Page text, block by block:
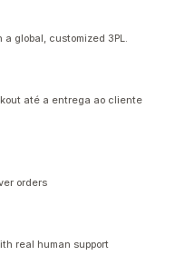
global, customized 3PL.
até a entrega ao cliente
orders
real human support